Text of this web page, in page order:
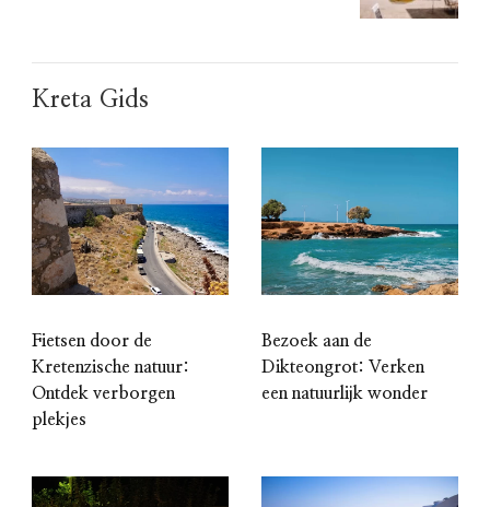
Kreta Gids
Fietsen door de
Kretenzische natuur:
Ontdek verborgen
plekjes
Bezoek aan de
Dikteongrot: Verken
een natuurlijk wonder